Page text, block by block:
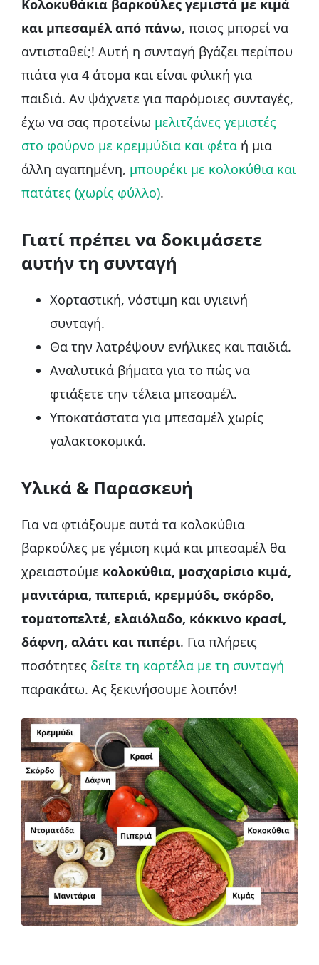
Κολοκυθάκια βαρκούλες γεμιστά με κιμά
και μπεσαμέλ από πάνω, ποιος μπορεί να
αντισταθεί;! Αυτή η συνταγή βγάζει περίπου
πιάτα για 4 άτομα και είναι φιλική για
παιδιά. Αν ψάχνετε για παρόμοιες συνταγές,
έχω να σας προτείνω μελιτζάνες γεμιστές
στο φούρνο με κρεμμύδια και φέτα ή μια
άλλη αγαπημένη, μπουρέκι με κολοκύθια και
πατάτες (χωρίς φύλλο).
Γιατί πρέπει να δοκιμάσετε
αυτήν τη συνταγή
Χορταστική, νόστιμη και υγιεινή
συνταγή.
Θα την λατρέψουν ενήλικες και παιδιά.
Αναλυτικά βήματα για το πώς να
φτιάξετε την τέλεια μπεσαμέλ.
Υποκατάστατα για μπεσαμέλ χωρίς
γαλακτοκομικά.
Υλικά & Παρασκευή
Για να φτιάξουμε αυτά τα κολοκύθια
βαρκούλες με γέμιση κιμά και μπεσαμέλ θα
χρειαστούμε κολοκύθια, μοσχαρίσιο κιμά,
μανιτάρια, πιπεριά, κρεμμύδι, σκόρδο,
τοματοπελτέ, ελαιόλαδο, κόκκινο κρασί,
δάφνη, αλάτι και πιπέρι. Για πλήρεις
ποσότητες δείτε τη καρτέλα με τη συνταγή
παρακάτω. Ας ξεκινήσουμε λοιπόν!